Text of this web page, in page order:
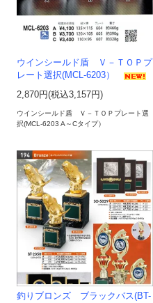
ウインシールド盾 Ｖ－ＴＯＰプ
レート選択(MCL-6203）
2,870円(税込3,157円)
ウインシールド盾 Ｖ－ＴＯＰプレート選
択(MCL-6203 A～Cタイプ）
釣りブロンズ ブラックバス(BT-